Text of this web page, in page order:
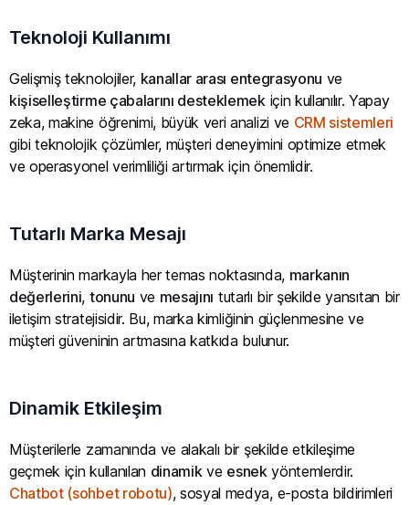
Teknoloji Kullanımı
Gelişmiş teknolojiler, kanallar arası entegrasyonu ve
kişiselleştirme çabalarını desteklemek için kullanılır. Yapay
zeka, makine öğrenimi, büyük veri analizi ve CRM sistemleri
gibi teknolojik çözümler, müşteri deneyimini optimize etmek
ve operasyonel verimliliği artırmak için önemlidir.
Tutarlı Marka Mesajı
Müşterinin markayla her temas noktasında, markanın
değerlerini, tonunu ve mesajını tutarlı bir şekilde yansıtan bir
iletişim stratejisidir. Bu, marka kimliğinin güçlenmesine ve
müşteri güveninin artmasına katkıda bulunur.
Dinamik Etkileşim
Müşterilerle zamanında ve alakalı bir şekilde etkileşime
geçmek için kullanılan dinamikve esnekyöntemlerdir.
Chatbot (sohbet robotu), sosyal medya, e-posta bildirimleri